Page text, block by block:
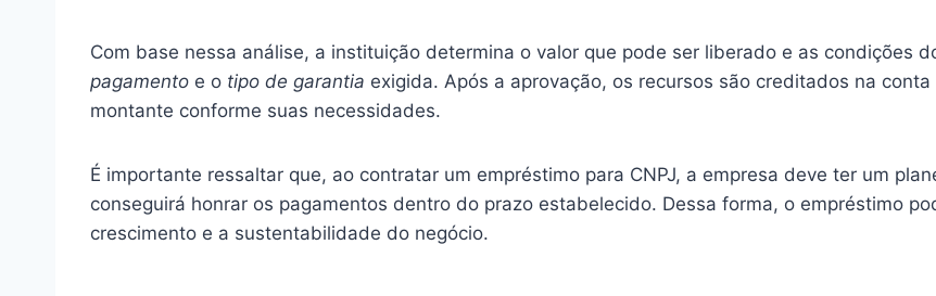
Com base nessa análise, a instituição determina o valor que pode ser liberado e as condições
pagamento e o tipo de garantia exigida. Após a aprovação, os recursos são creditados na
montante conforme suas necessidades.
É importante ressaltar que, ao contratar um empréstimo para CNPJ, a empresa deve ter um
conseguirá honrar os pagamentos dentro do prazo estabelecido. Dessa forma, o empréstimo
crescimento e a sustentabilidade do negócio.